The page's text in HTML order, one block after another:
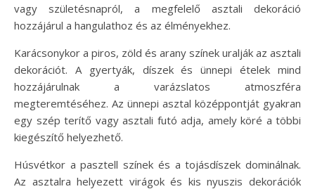
vagy születésnapról, a megfelelő asztali dekoráció
hozzájárul a hangulathoz és az élményekhez.
Karácsonykor a piros, zöld és arany színek uralják az asztali
dekorációt. A gyertyák, díszek és ünnepi ételek mind
hozzájárulnak a varázslatos atmoszféra
megteremtéséhez. Az ünnepi asztal középpontját gyakran
egy szép terítő vagy asztali futó adja, amely köré a többi
kiegészítő helyezhető.
Húsvétkor a pasztell színek és a tojásdíszek dominálnak.
Az asztalra helyezett virágok és kis nyuszis dekorációk